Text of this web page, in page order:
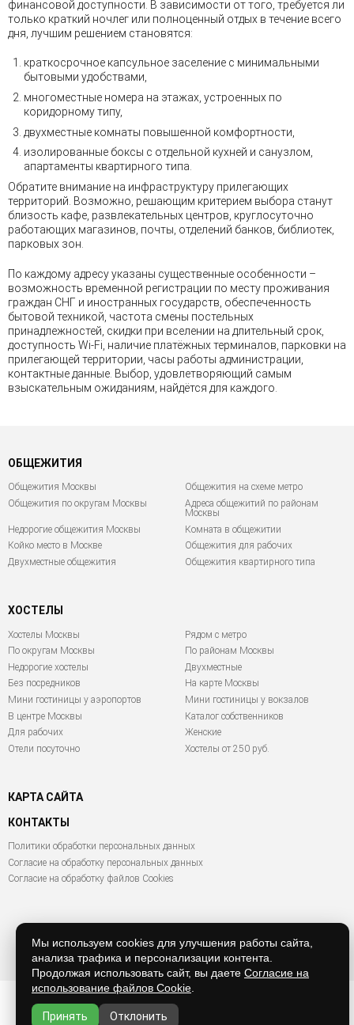
финансовой доступности. В зависимости от того, требуется ли
только краткий ночлег или полноценный отдых в течение всего
дня, лучшим решением становятся:
краткосрочное капсульное заселение с минимальными
бытовыми удобствами,
многоместные номера на этажах, устроенных по
коридорному типу,
двухместные комнаты повышенной комфортности,
изолированные боксы с отдельной кухней и санузлом,
апартаменты квартирного типа.
Обратите внимание на инфраструктуру прилегающих
территорий. Возможно, решающим критерием выбора станут
близость кафе, развлекательных центров, круглосуточно
работающих магазинов, почты, отделений банков, библиотек,
парковых зон.
По каждому адресу указаны существенные особенности –
возможность временной регистрации по месту проживания
граждан СНГ и иностранных государств, обеспеченность
бытовой техникой, частота смены постельных
принадлежностей, скидки при вселении на длительный срок,
доступность Wi-Fi, наличие платёжных терминалов, парковки на
прилегающей территории, часы работы администрации,
контактные данные. Выбор, удовлетворяющий самым
взыскательным ожиданиям, найдётся для каждого.
ОБЩЕЖИТИЯ
Общежития Москвы
Общежития на схеме метро
Общежития по округам Москвы
Адреса общежитий по районам
Москвы
Недорогие общежития Москвы
Комната в общежитии
Койко место в Москве
Общежития для рабочих
Двухместные общежития
Общежития квартирного типа
ХОСТЕЛЫ
Хостелы Москвы
По округам Москвы
Недорогие хостелы
Без посредников
Мини гостиницы у аэропортов
В центре Москвы
Для рабочих
Отели посуточно
Рядом с метро
По районам Москвы
Двухместные
На карте Москвы
Мини гостиницы у вокзалов
Каталог собственников
Женские
Хостелы от 250 руб.
КАРТА САЙТА
КОНТАКТЫ
Политики обработки персональных данных
Согласие на обработку персональных данных
Согласие на обработку файлов Cookies
© 2011 - 2026 hostel
Мы используем cookies для улучшения работы сайта,
анализа трафика и персонализации контента.
Продолжая использовать сайт, вы даете Согласие на
использование файлов Cookie
Принять Отклонить